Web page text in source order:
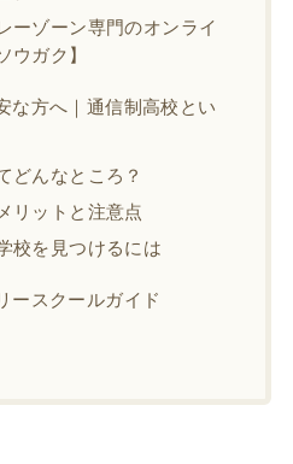
ーゾーン専門のオンライ
ウガク】
な方へ｜通信制高校とい
どんなところ？
リットと注意点
校を見つけるには
ースクールガイド